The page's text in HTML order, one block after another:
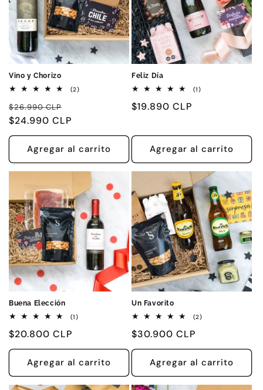
Vino y Chorizo
(2)2
Precio
habitual
$26.990 CLP
de
oferta
$24.990 CLP
Agregar al carrito
Feliz Día
(1)1
Precio
$19.890 CLP
Agregar al carrito
Buena Elección
(1)1
Precio
habitual
$20.800 CLP
Agregar al carrito
Un Favorito
(2)2
Precio
habitual
$30.900 CLP
Agregar al carrito